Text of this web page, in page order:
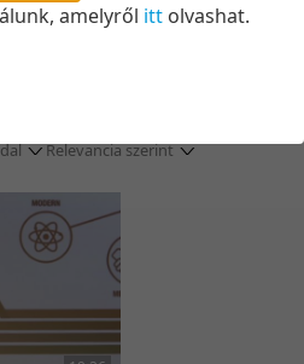
Relevancia szerint
Relevancia szerint
Kezdés/felvétel dátuma szerint
Kezdés/felvétel dátuma szerint
Feltöltés dátuma szerint
Feltöltés dátuma szerint
amelyről itt olvashat.